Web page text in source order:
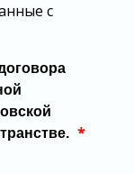
с
*